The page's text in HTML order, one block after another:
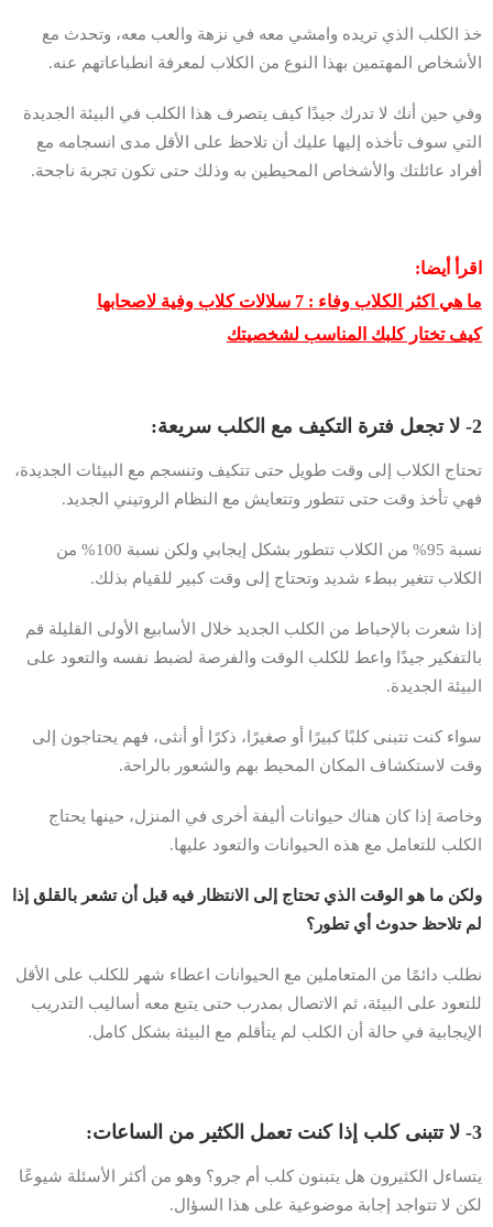
خذ الكلب الذي تريده وامشي معه في نزهة والعب معه، وتحدث مع
الأشخاص المهتمين بهذا النوع من الكلاب لمعرفة انطباعاتهم عنه.
وفي حين أنك لا تدرك جيدًا كيف يتصرف هذا الكلب في البيئة الجديدة
التي سوف تأخذه إليها عليك أن تلاحظ على الأقل مدى انسجامه مع
أفراد عائلتك والأشخاص المحيطين به وذلك حتى تكون تجربة ناجحة.
اقرأ أيضا:
ما هي اكثر الكلاب وفاء : 7 سلالات كلاب وفية لاصحابها
كيف تختار كلبك المناسب لشخصيتك
2- لا تجعل فترة التكيف مع الكلب سريعة:
تحتاج الكلاب إلى وقت طويل حتى تتكيف وتنسجم مع البيئات الجديدة،
فهي تأخذ وقت حتى تتطور وتتعايش مع النظام الروتيني الجديد.
نسبة 95% من الكلاب تتطور بشكل إيجابي ولكن نسبة 100% من
الكلاب تتغير ببطء شديد وتحتاج إلى وقت كبير للقيام بذلك.
إذا شعرت بالإحباط من الكلب الجديد خلال الأسابيع الأولى القليلة قم
بالتفكير جيدًا واعط للكلب الوقت والفرصة لضبط نفسه والتعود على
البيئة الجديدة.
سواء كنت تتبنى كلبًا كبيرًا أو صغيرًا، ذكرًا أو أنثى، فهم يحتاجون إلى
وقت لاستكشاف المكان المحيط بهم والشعور بالراحة.
وخاصة إذا كان هناك حيوانات أليفة أخرى في المنزل، حينها يحتاج
الكلب للتعامل مع هذه الحيوانات والتعود عليها.
ولكن ما هو الوقت الذي تحتاج إلى الانتظار فيه قبل أن تشعر بالقلق إذا
لم تلاحظ حدوث أي تطور؟
نطلب دائمًا من المتعاملين مع الحيوانات اعطاء شهر للكلب على الأقل
للتعود على البيئة، ثم الاتصال بمدرب حتى يتبع معه أساليب التدريب
الإيجابية في حالة أن الكلب لم يتأقلم مع البيئة بشكل كامل.
3- لا تتبنى كلب إذا كنت تعمل الكثير من الساعات:
يتساءل الكثيرون هل يتبنون كلب أم جرو؟ وهو من أكثر الأسئلة شيوعًا
لكن لا تتواجد إجابة موضوعية على هذا السؤال.